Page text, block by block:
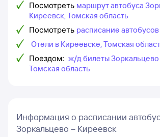
Посмотреть маршрут автобуса
Киреевск, Томская область
Посмотреть расписание
Отели в Киреевске, Томская
Поездом: ж/д билеты Зоркальцево
Томская область
Информация о расписании
Зоркальцево – Киреевск